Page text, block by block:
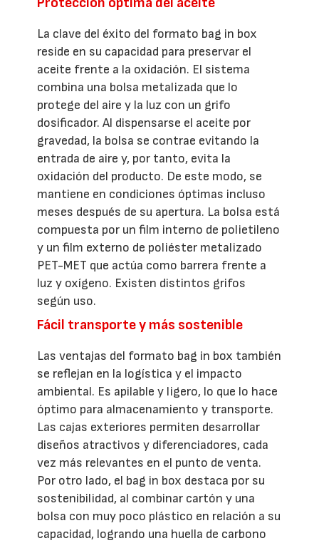
La clave del éxito del formato bag in box
reside en su capacidad para preservar el
aceite frente a la oxidación. El sistema
combina una bolsa metalizada que lo
protege del aire y la luz con un grifo
dosificador. Al dispensarse el aceite por
gravedad, la bolsa se contrae evitando la
entrada de aire y, por tanto, evita la
oxidación del producto. De este modo, se
mantiene en condiciones óptimas incluso
meses después de su apertura. La bolsa está
compuesta por un film interno de polietileno
y un film externo de poliéster metalizado
PET-MET que actúa como barrera frente a
luz y oxígeno. Existen distintos grifos
según uso.
Fácil transporte y más sostenible
Las ventajas del formato bag in box también
se reflejan en la logística y el impacto
ambiental. Es apilable y ligero, lo que lo hace
óptimo para almacenamiento y transporte.
Las cajas exteriores permiten desarrollar
diseños atractivos y diferenciadores, cada
vez más relevantes en el punto de venta.
Por otro lado, el bag in box destaca por su
sostenibilidad, al combinar cartón y una
bolsa con muy poco plástico en relación a su
capacidad, logrando una huella de carbono